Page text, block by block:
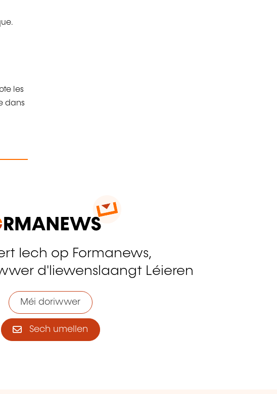
les
dans
Iech op Formanews,
d'liewenslaangt Léieren
Méi doriwwer
Sech umellen